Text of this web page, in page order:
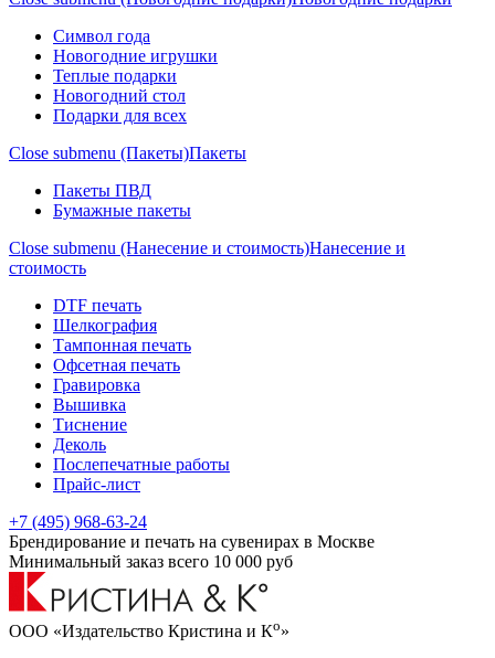
Символ года
Новогодние игрушки
Теплые подарки
Новогодний стол
Подарки для всех
Close submenu (Пакеты)Пакеты
Пакеты ПВД
Бумажные пакеты
Close submenu (Нанесение и стоимость)Нанесение и
стоимость
DTF печать
Шелкография
Тампонная печать
Офсетная печать
Гравировка
Вышивка
Тиснение
Деколь
Послепечатные работы
Прайс-лист
+7 (495) 968-63-24
Брендирование и печать на сувенирах в Москве
Минимальный заказ всего 10 000 руб
ООО «Издательство Кристина и Ко»